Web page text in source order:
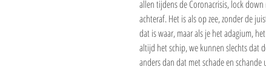
allen tijdens de Coronacrisis, lock
achteraf. Het is als op zee, zonder de
dat is waar, maar als je het adagium,
altijd het schip, we kunnen slechts dat
anders dan dat met schade en schande